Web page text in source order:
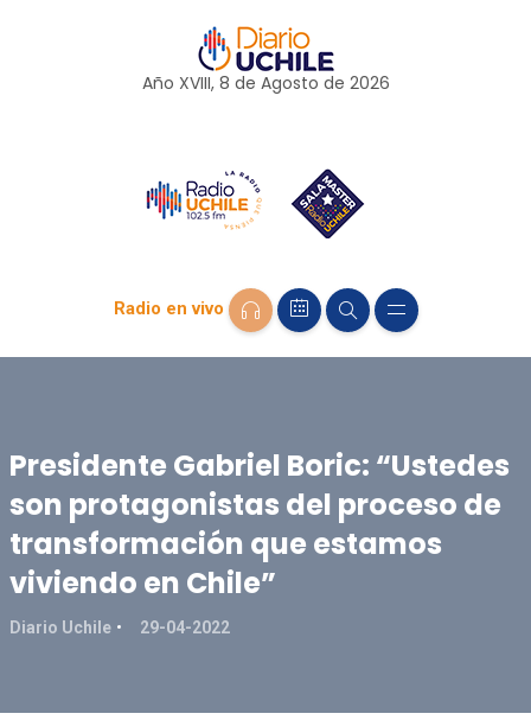
Año XVIII, 8 de Agosto de 2026
Radio en vivo
Presidente Gabriel Boric: “Ustedes
son protagonistas del proceso de
transformación que estamos
viviendo en Chile”
Diario Uchile 29-04-2022